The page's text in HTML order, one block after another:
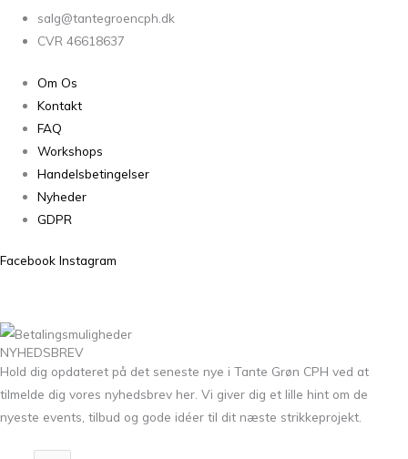
salg@tantegroencph.dk
CVR 46618637
Om Os
Kontakt
FAQ
Workshops
Handelsbetingelser
Nyheder
GDPR
Facebook Instagram
NYHEDSBREV
Hold dig opdateret på det seneste nye i Tante Grøn CPH ved at
tilmelde dig vores nyhedsbrev her. Vi giver dig et lille hint om de
nyeste events, tilbud og gode idéer til dit næste strikkeprojekt.